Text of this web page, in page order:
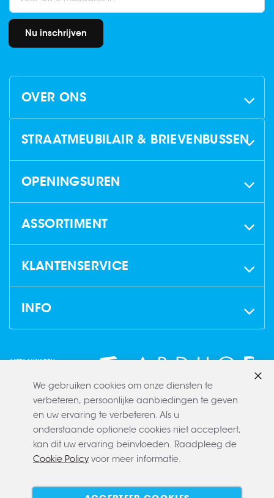
Nu inschrijven
OVER ONS
STRAATMEUBILAIR & BRIEVENBUSSEN
OPENINGSUREN
ASSORTIMENT
KLANTENSERVICE
INFO
Algemene voorwaarden
Privacy policy
We gebruiken cookies om onze diensten te
verbeteren, persoonlijke aanbiedingen te geven
en uw ervaring te verbeteren. Als u
onderstaande optionele cookies niet accepteert,
kan dit uw ervaring beïnvloeden. Raadpleeg de
Cookie Policy voor meer informatie.